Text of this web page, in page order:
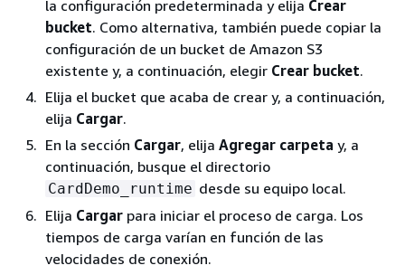
la configuración predeterminada y elija Crear
bucket. Como alternativa, también puede copiar la
configuración de un bucket de Amazon S3
existente y, a continuación, elegir Crear bucket.
Elija el bucket que acaba de crear y, a continuación,
elija Cargar.
En la sección Cargar, elija Agregar carpeta y, a
continuación, busque el directorio
CardDemo_runtime desde su equipo local.
Elija Cargar para iniciar el proceso de carga. Los
tiempos de carga varían en función de las
velocidades de conexión.